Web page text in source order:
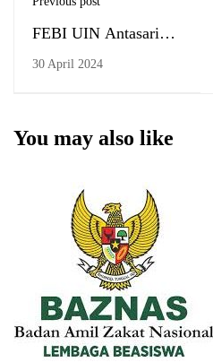
FEBI UIN Antasari
Bentuk Kelompok
30 April 2024
You may also like